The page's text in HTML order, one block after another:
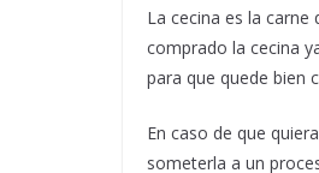
La cecina es la
comprado la cecina
para que quede bien
En caso de que
someterla a un